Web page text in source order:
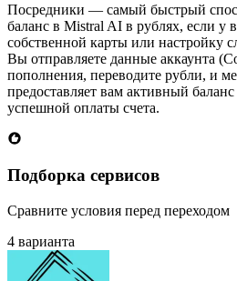
Посредники — самый быстрый
баланс в Mistral AI в рублях, если у
собственной карты или настройку
Вы отправляете данные аккаунта
пополнения, переводите рубли, и
предоставляет вам активный
успешной оплаты счета.
Подборка сервисов
Сравните условия перед переходом
4 варианта